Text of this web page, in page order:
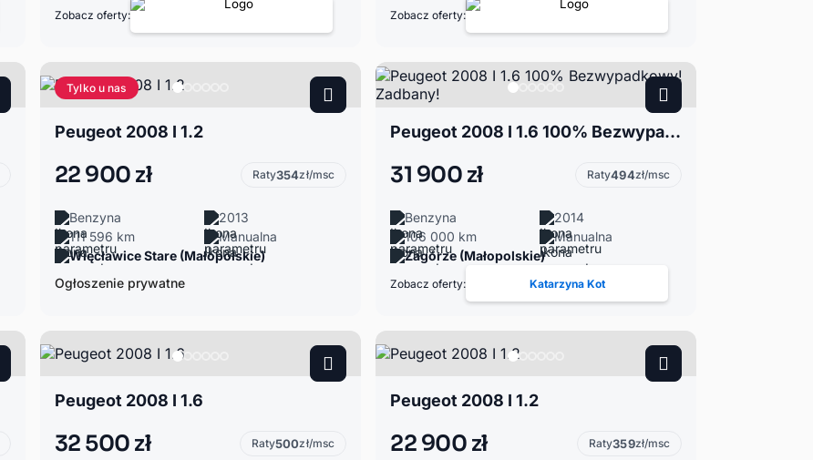
Zobacz oferty: Zobacz oferty:
Tylko u nas
Peugeot 2008 I 1.2
22 900 zł Raty354zł/msc
Benzyna
2013
111 596 km
Manualna
Więcławice Stare (Małopolskie)
Ogłoszenie prywatne
Peugeot 2008 I 1.6 100% Bezwypadkowy! Zadbany!
31 900 zł Raty494zł/msc
Benzyna
2014
106 000 km
Manualna
Zagórze (Małopolskie)
Zobacz oferty: Katarzyna Kot
Peugeot 2008 I 1.6
32 500 zł Raty500zł/msc
Peugeot 2008 I 1.2
22 900 zł Raty359zł/msc